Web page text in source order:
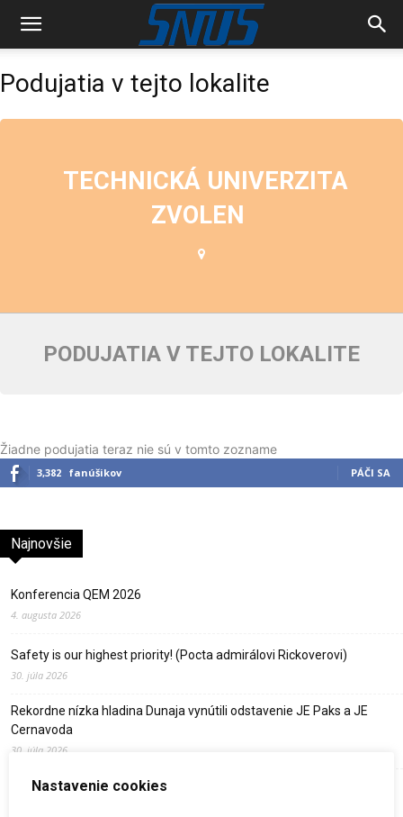
Podujatia v tejto lokalite
TECHNICKÁ UNIVERZITA
ZVOLEN
PODUJATIA V TEJTO LOKALITE
Žiadne podujatia teraz nie sú v tomto zozname
3,382 fanúšikov PÁČI SA
Najnovšie
Konferencia QEM 2026
4. augusta 2026
Safety is our highest priority! (Pocta admirálovi Rickoverovi)
30. júla 2026
Rekordne nízka hladina Dunaja vynútili odstavenie JE Paks a JE
Cernavoda
30. júla 2026
Dve britské atómky zostanú v prevádzke o dva roky dlhšie
Nastavenie cookies